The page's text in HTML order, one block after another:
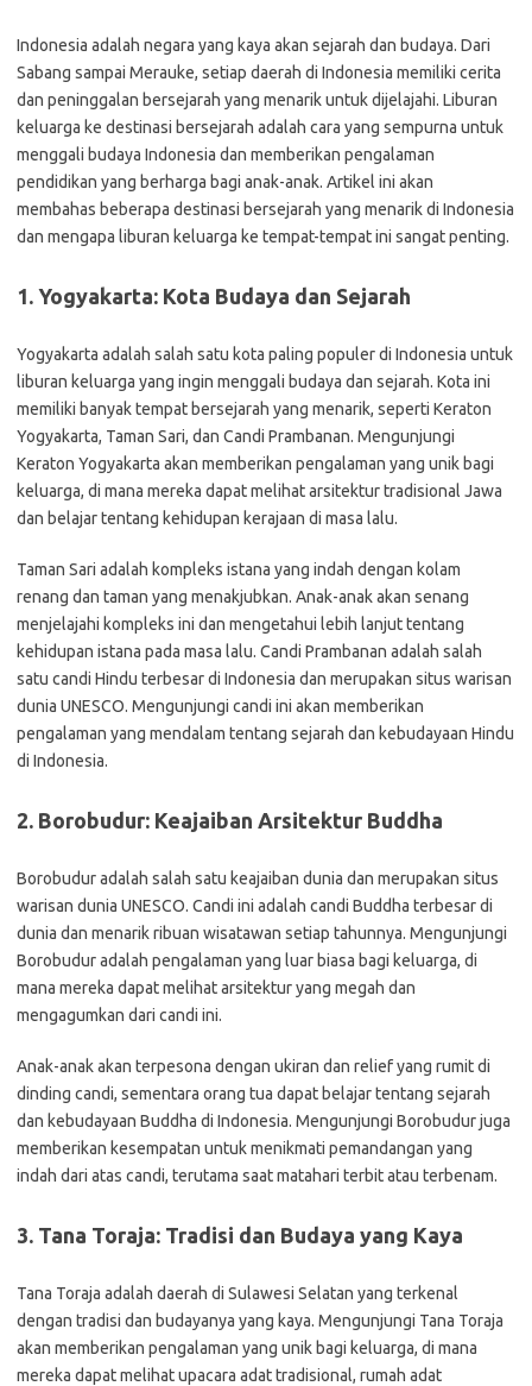
Indonesia adalah negara yang kaya akan sejarah dan budaya. Dari
Sabang sampai Merauke, setiap daerah di Indonesia memiliki cerita
dan peninggalan bersejarah yang menarik untuk dijelajahi. Liburan
keluarga ke destinasi bersejarah adalah cara yang sempurna untuk
menggali budaya Indonesia dan memberikan pengalaman
pendidikan yang berharga bagi anak-anak. Artikel ini akan
membahas beberapa destinasi bersejarah yang menarik di Indonesia
dan mengapa liburan keluarga ke tempat-tempat ini sangat penting.
1. Yogyakarta: Kota Budaya dan Sejarah
Yogyakarta adalah salah satu kota paling populer di Indonesia untuk
liburan keluarga yang ingin menggali budaya dan sejarah. Kota ini
memiliki banyak tempat bersejarah yang menarik, seperti Keraton
Yogyakarta, Taman Sari, dan Candi Prambanan. Mengunjungi
Keraton Yogyakarta akan memberikan pengalaman yang unik bagi
keluarga, di mana mereka dapat melihat arsitektur tradisional Jawa
dan belajar tentang kehidupan kerajaan di masa lalu.
Taman Sari adalah kompleks istana yang indah dengan kolam
renang dan taman yang menakjubkan. Anak-anak akan senang
menjelajahi kompleks ini dan mengetahui lebih lanjut tentang
kehidupan istana pada masa lalu. Candi Prambanan adalah salah
satu candi Hindu terbesar di Indonesia dan merupakan situs warisan
dunia UNESCO. Mengunjungi candi ini akan memberikan
pengalaman yang mendalam tentang sejarah dan kebudayaan Hindu
di Indonesia.
2. Borobudur: Keajaiban Arsitektur Buddha
Borobudur adalah salah satu keajaiban dunia dan merupakan situs
warisan dunia UNESCO. Candi ini adalah candi Buddha terbesar di
dunia dan menarik ribuan wisatawan setiap tahunnya. Mengunjungi
Borobudur adalah pengalaman yang luar biasa bagi keluarga, di
mana mereka dapat melihat arsitektur yang megah dan
mengagumkan dari candi ini.
Anak-anak akan terpesona dengan ukiran dan relief yang rumit di
dinding candi, sementara orang tua dapat belajar tentang sejarah
dan kebudayaan Buddha di Indonesia. Mengunjungi Borobudur juga
memberikan kesempatan untuk menikmati pemandangan yang
indah dari atas candi, terutama saat matahari terbit atau terbenam.
3. Tana Toraja: Tradisi dan Budaya yang Kaya
Tana Toraja adalah daerah di Sulawesi Selatan yang terkenal
dengan tradisi dan budayanya yang kaya. Mengunjungi Tana Toraja
akan memberikan pengalaman yang unik bagi keluarga, di mana
mereka dapat melihat upacara adat tradisional, rumah adat